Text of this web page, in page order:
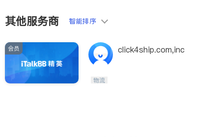
利。
其他服务商 智能排序
会员 click4ship.com,inc
物流